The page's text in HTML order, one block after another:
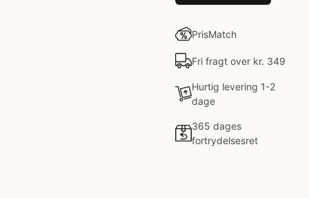
PrisMatch
Fri fragt over kr. 349
Hurtig levering 1-2
dage
365 dages
fortrydelsesret